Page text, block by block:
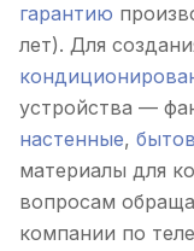
гарантию
лет). Для
устройства —
настенные,
материалы для
вопросам
компании по